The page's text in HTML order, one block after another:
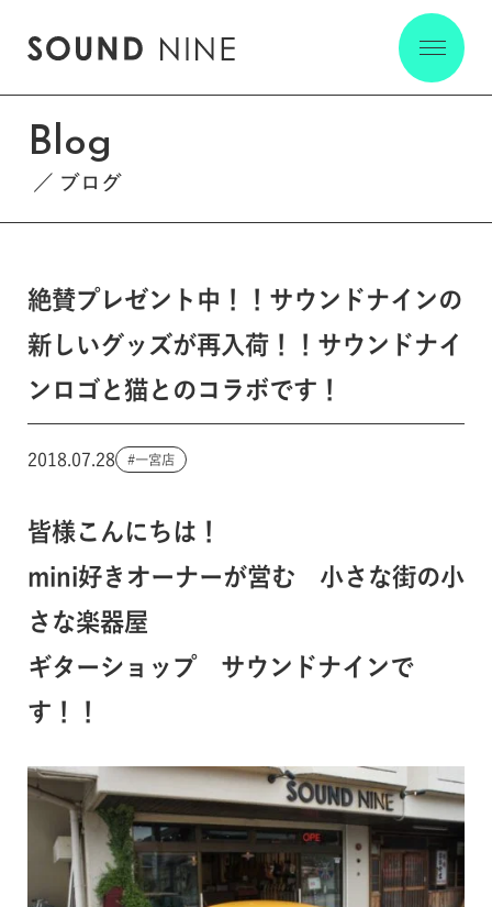
Blog
ブログ
絶賛プレゼント中！！サウンドナインの
新しいグッズが再入荷！！サウンドナイ
ンロゴと猫とのコラボです！
2018.07.28 一宮店
皆様こんにちは！
mini好きオーナーが営む 小さな街の小
さな楽器屋
ギターショップ サウンドナインで
す！！